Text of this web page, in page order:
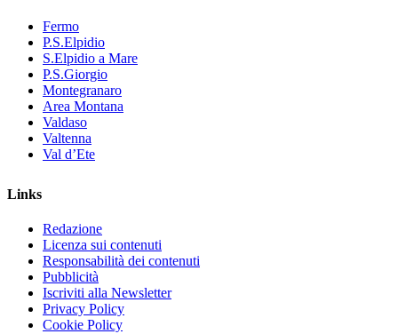
Fermo
P.S.Elpidio
S.Elpidio a Mare
P.S.Giorgio
Montegranaro
Area Montana
Valdaso
Valtenna
Val d’Ete
Links
Redazione
Licenza sui contenuti
Responsabilità dei contenuti
Pubblicità
Iscriviti alla Newsletter
Privacy Policy
Cookie Policy